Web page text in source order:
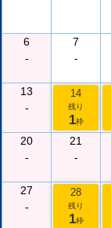
6
-
7
-
13
-
14
残り
1枠
20
-
21
-
27
-
28
残り
1枠